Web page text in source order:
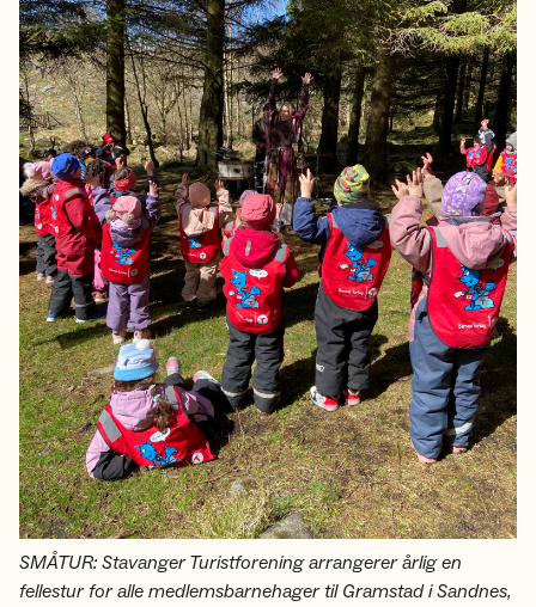
SMÅTUR: Stavanger Turistforening arrangerer årlig en
fellestur for alle medlemsbarnehager til Gramstad i Sandnes,